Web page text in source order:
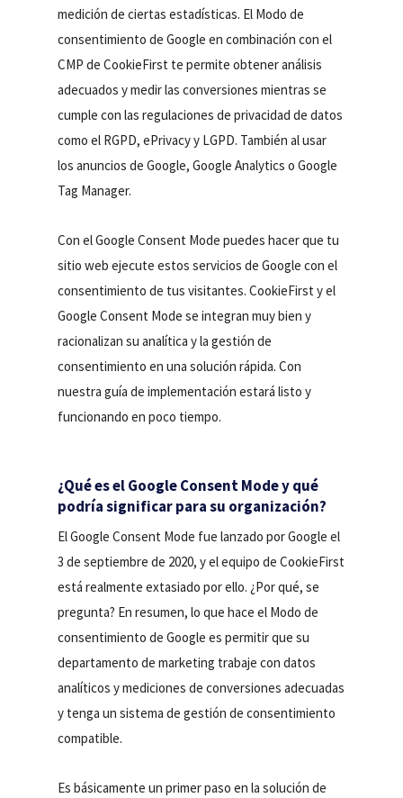
medición de ciertas estadísticas. El Modo de
consentimiento de Google en combinación con el
CMP de CookieFirst te permite obtener análisis
adecuados y medir las conversiones mientras se
cumple con las regulaciones de privacidad de datos
como el RGPD, ePrivacy y LGPD. También al usar
los anuncios de Google, Google Analytics o Google
Tag Manager.
Con el Google Consent Mode puedes hacer que tu
sitio web ejecute estos servicios de Google con el
consentimiento de tus visitantes. CookieFirst y el
Google Consent Mode se integran muy bien y
racionalizan su analítica y la gestión de
consentimiento en una solución rápida. Con
nuestra guía de implementación estará listo y
funcionando en poco tiempo.
¿Qué es el Google Consent Mode y qué
podría significar para su organización?
El Google Consent Mode fue lanzado por Google el
3 de septiembre de 2020, y el equipo de CookieFirst
está realmente extasiado por ello. ¿Por qué, se
pregunta? En resumen, lo que hace el Modo de
consentimiento de Google es permitir que su
departamento de marketing trabaje con datos
analíticos y mediciones de conversiones adecuadas
y tenga un sistema de gestión de consentimiento
compatible.
Es básicamente un primer paso en la solución de